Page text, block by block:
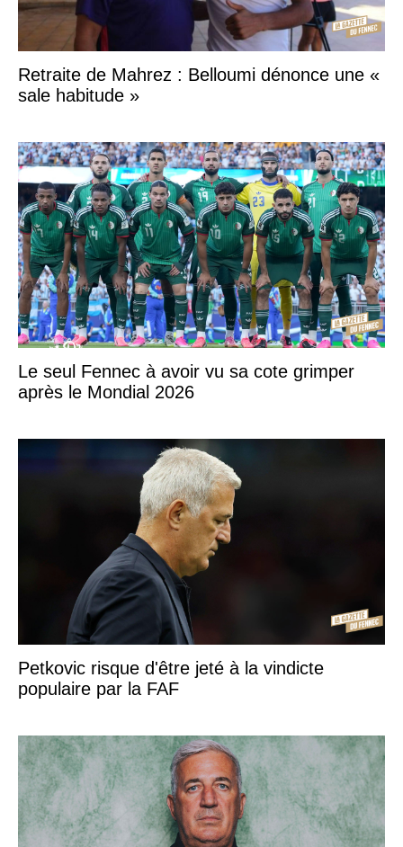
Retraite de Mahrez : Belloumi dénonce une «
sale habitude »
Le seul Fennec à avoir vu sa cote grimper
après le Mondial 2026
Petkovic risque d'être jeté à la vindicte
populaire par la FAF